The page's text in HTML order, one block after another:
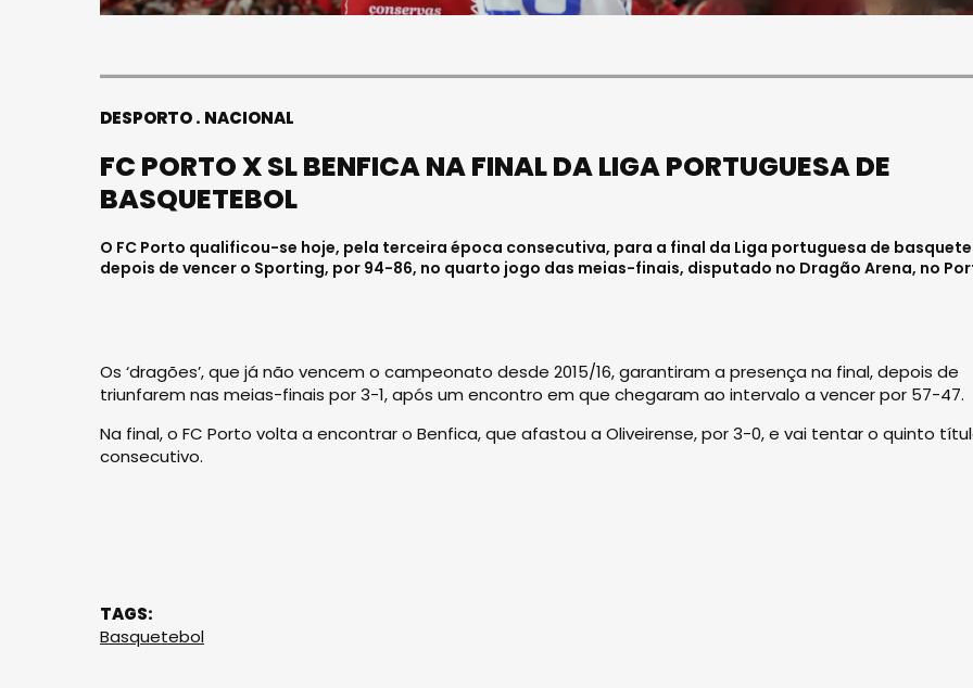
DESPORTO NACIONAL
FC PORTO X SL BENFICA NA FINAL DA LIGA PORTUGUESA DE
BASQUETEBOL
O FC Porto qualificou-se hoje, pela terceira época consecutiva, para a final da Liga portuguesa de
depois de vencer o Sporting, por 94-86, no quarto jogo das meias-finais, disputado no Dragão Arena, no
Os ‘dragões’, que já não vencem o campeonato desde 2015/16, garantiram a presença na final, depois de
triunfarem nas meias-finais por 3-1, após um encontro em que chegaram ao intervalo a vencer por 57-47.
Na final, o FC Porto volta a encontrar o Benfica, que afastou a Oliveirense, por 3-0, e vai tentar o quinto
consecutivo.
TAGS:
Basquetebol